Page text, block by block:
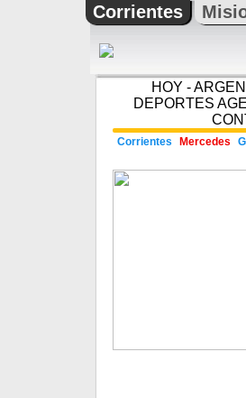
Corrientes
HOY -
DEPORTES
Corrientes Mercedes